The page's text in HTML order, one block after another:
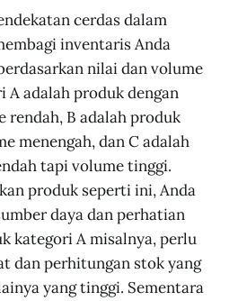
cerdas dalam
inventaris Anda
nilai dan volume
A adalah produk dengan
B adalah produk
menengah, dan C adalah
tapi volume tinggi.
produk seperti ini, Anda
daya dan perhatian
kategori A misalnya, perlu
dan perhitungan stok yang
yang tinggi. Sementara